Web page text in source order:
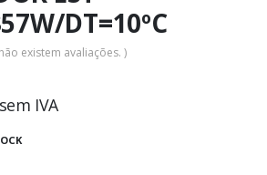
DT=10ºC
existem avaliações. )
IVA